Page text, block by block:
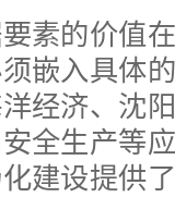
的价值在
嵌入具体
经济、沈
全生产等
建设提供